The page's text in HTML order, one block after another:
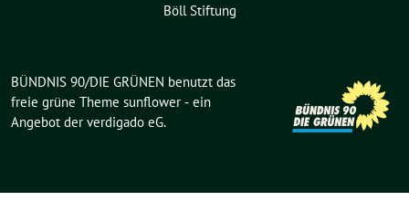
Böll Stiftung
BÜNDNIS 90/DIE GRÜNEN benutzt das
freie grüne Theme sunflower ‐ ein
Angebot der verdigado eG.